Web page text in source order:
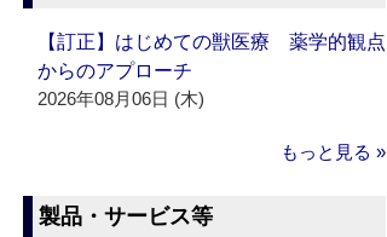
【訂正】はじめての獣医療 薬学的観点
からのアプローチ
2026年08月06日 (木)
もっと見る »
製品・サービス等